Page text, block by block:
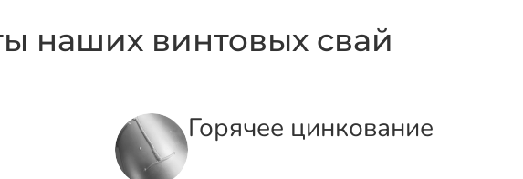
наших винтовых свай
Горячее цинкование